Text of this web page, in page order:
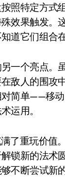
照特定方
效果触发。
道它们组合
一个亮点。
敌人的围攻
简单——移
运用。
了重玩价值
锁新的法术
不断尝试新